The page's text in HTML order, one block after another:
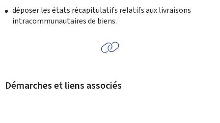
déposer les états récapitulatifs relatifs aux livraisons
intracommunautaires de biens.
Démarches et liens associés